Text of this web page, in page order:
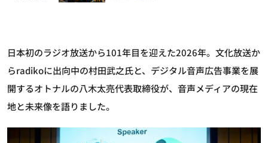
日本初のラジオ放送から101年目を迎えた2026年。文化放送か
らradikoに出向中の村田武之氏と、デジタル音声広告事業を展
開するオトナルの八木太亮代表取締役が、音声メディアの現在
地と未来像を語りました。